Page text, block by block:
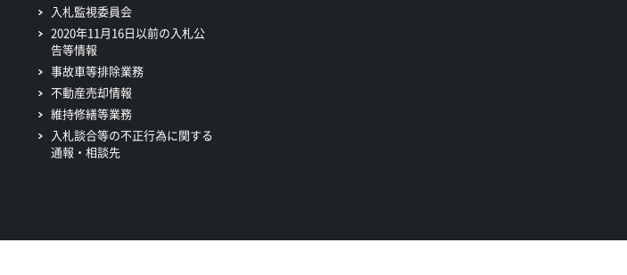
入札監視委員会
2020年11月16日以前の入札公
告等情報
事故車等排除業務
不動産売却情報
維持修繕等業務
入札談合等の不正行為に関する
通報・相談先